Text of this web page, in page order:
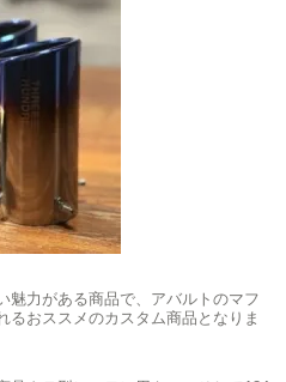
魅力がある商品で、アバルトのマフ
るおススメのカスタム商品となりま